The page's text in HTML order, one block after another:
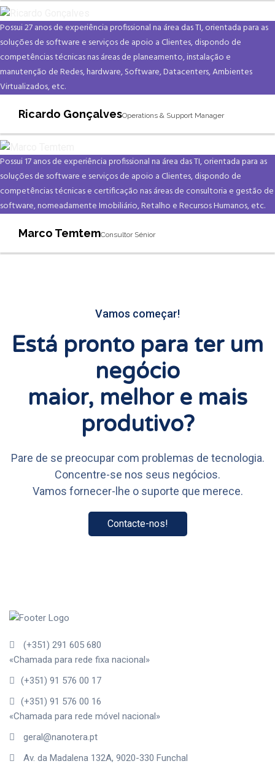
Possui 27 anos de experiência profissional na área das TI, orientada para as
soluções de software e serviços de apoio a Clientes, dispondo de
competências técnicas nas áreas de planeamento, instalação e
manutenção de Redes, hardware, Software, Datacenters, Ambientes
Virtualizados, etc.
Ricardo GonçalvesOperations & Support Manager
Possui 17 anos de experiência profissional na área das TI, orientada para as
soluções de software e serviços de apoio a Clientes, dispondo de
competências técnicas e certificação nas áreas de consultoria e gestão de
software, nomeadamente Imobiliário, Retalho e Recursos Humanos, etc.
Marco TemtemConsultor Sénior
Vamos começar!
Está pronto para ter um
negócio
maior, melhor e mais
produtivo?
Pare de se preocupar com problemas de tecnologia.
Concentre-se nos seus negócios.
Vamos fornecer-lhe o suporte que merece.
Contacte-nos!
(+351) 291 605 680
«Chamada para rede fixa nacional»
(+351) 91 576 00 17
(+351) 91 576 00 16
«Chamada para rede móvel nacional»
geral@nanotera.pt
Av. da Madalena 132A, 9020-330 Funchal